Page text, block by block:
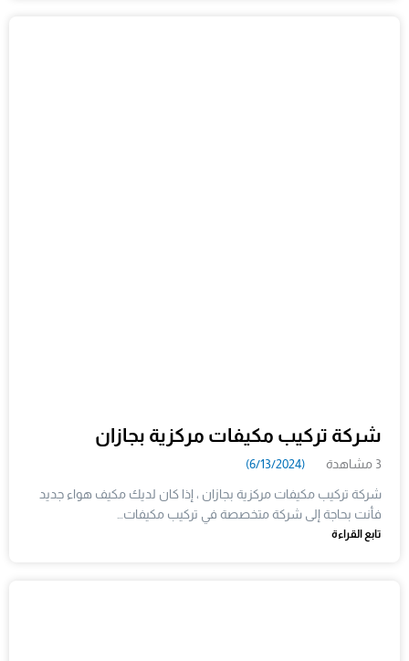
شركة تركيب مكيفات مركزية بجازان
3 مشاهدة (6/13/2024)
شركة تركيب مكيفات مركزية بجازان ، إذا كان لديك مكيف هواء جديد
فأنت بحاجة إلى شركة متخصصة في تركيب مكيفات…
تابع القراءة